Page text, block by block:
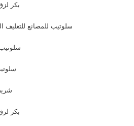
بكر
سلوتيب للمصانع للتغليف
بكر